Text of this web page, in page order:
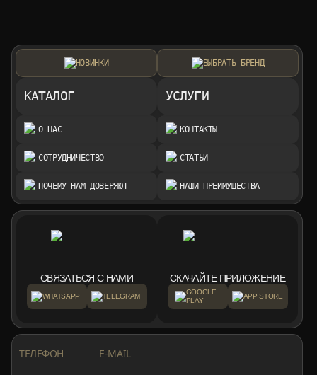
НОВИНКИ
КАТАЛОГ
О НАС
СОТРУДНИЧЕСТВО
ПОЧЕМУ НАМ ДОВЕРЯЮТ
ВЫБРАТЬ БРЕНД
УСЛУГИ
КОНТАКТЫ
СТАТЬИ
НАШИ ПРЕИМУЩЕСТВА
СВЯЗАТЬСЯ С НАМИ
WHATSAPP TELEGRAM
СКАЧАЙТЕ ПРИЛОЖЕНИЕ
GOOGLE
PLAY
APP STORE
ТЕЛЕФОН E-MAIL